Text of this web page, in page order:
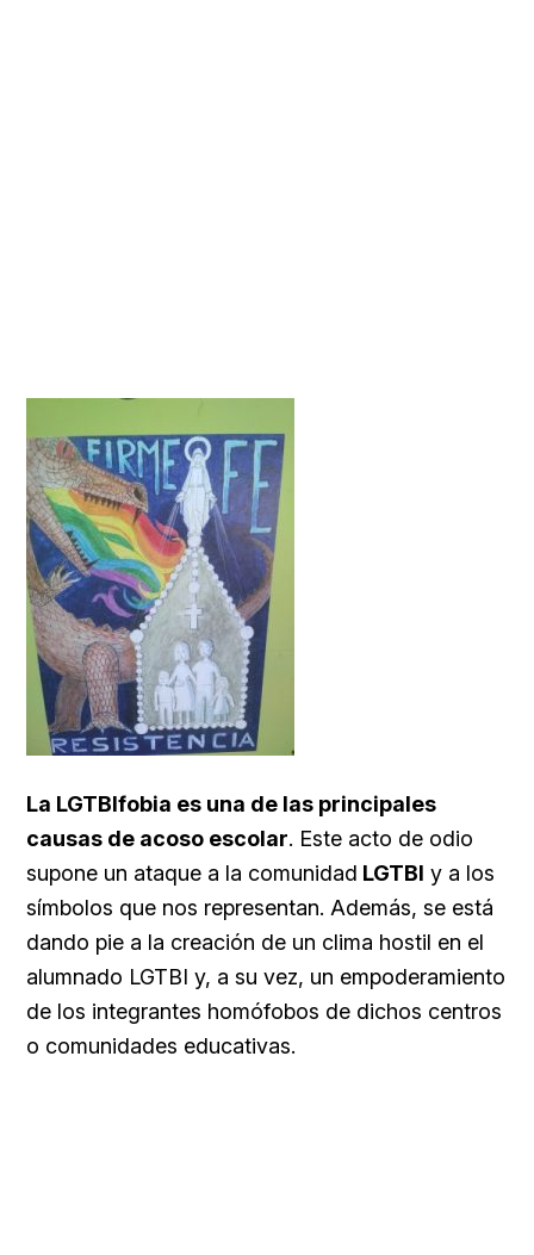
La LGTBIfobia es una de las principales
causas de acoso escolar. Este acto de odio
supone un ataque a la comunidad LGTBI y a los
símbolos que nos representan. Además, se está
dando pie a la creación de un clima hostil en el
alumnado LGTBI y, a su vez, un empoderamiento
de los integrantes homófobos de dichos centros
o comunidades educativas.